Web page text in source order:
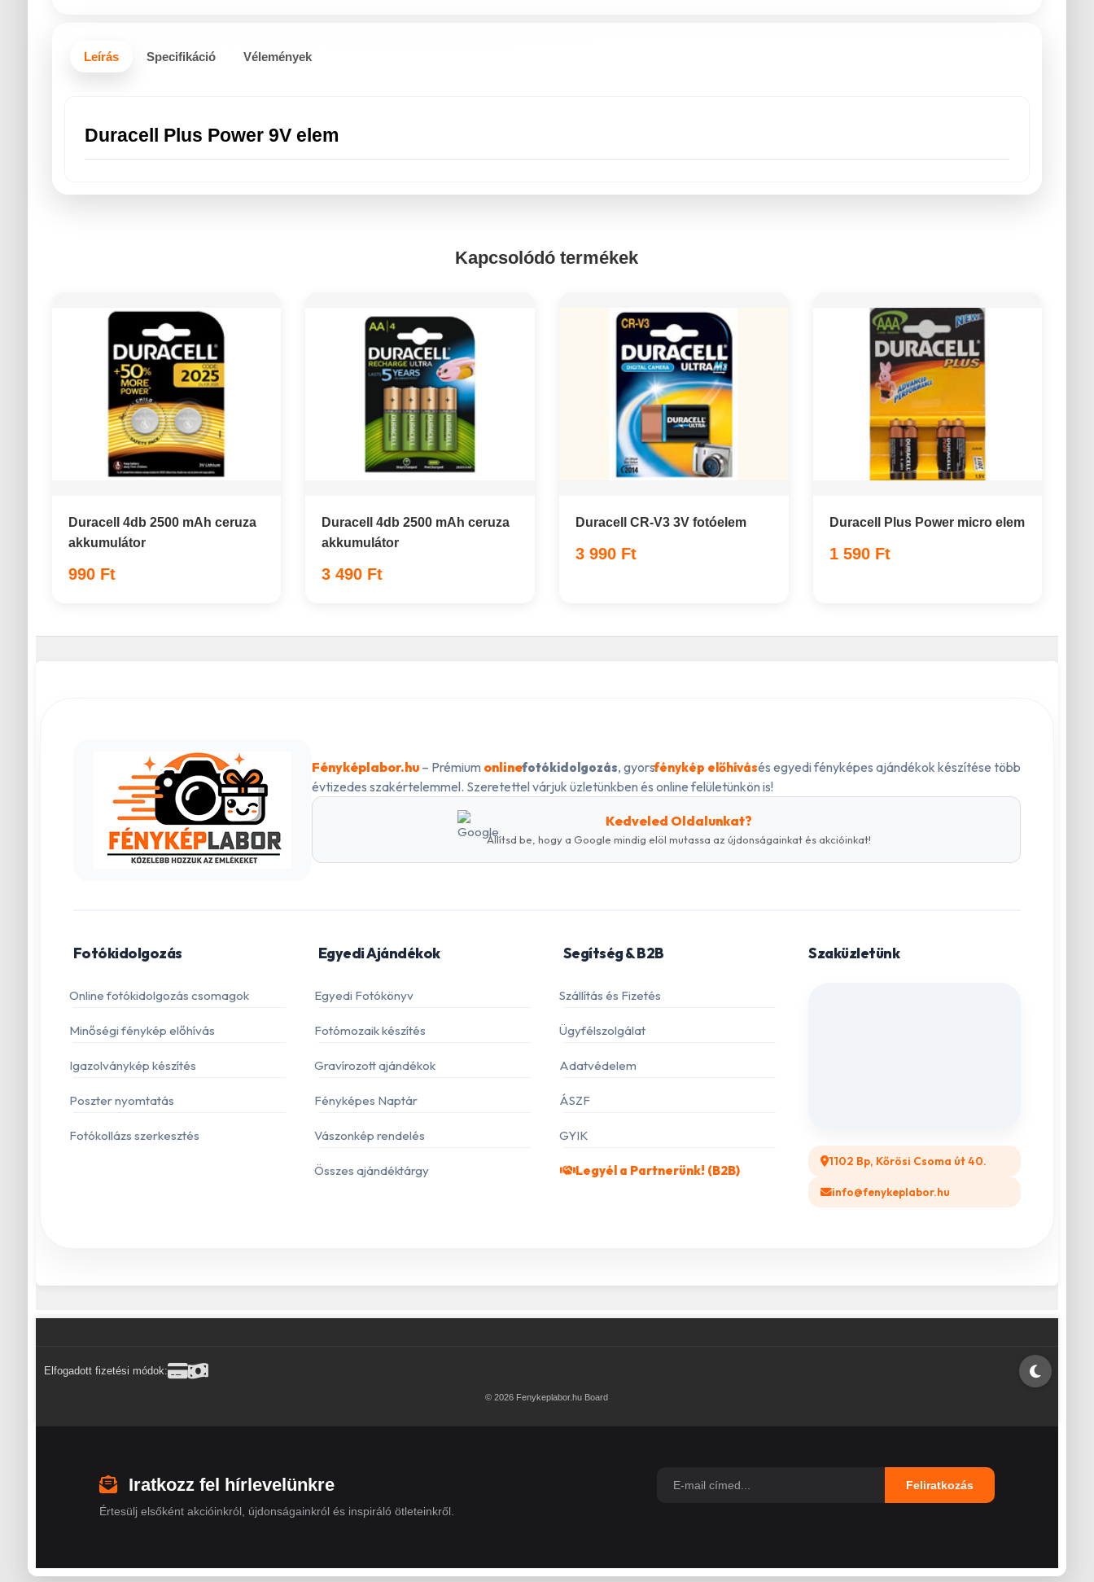
Leírás Specifikáció Vélemények
Duracell Plus Power 9V elem
Kapcsolódó termékek
Duracell 4db 2500 mAh ceruza
akkumulátor
990 Ft
Duracell 4db 2500 mAh ceruza
akkumulátor
3 490 Ft
Duracell CR-V3 3V fotóelem
3 990 Ft
Duracell Plus Power micro elem
1 590 Ft
Fényképlabor.hu– Prémium onlinefotókidolgozás, gyorsfénykép előhívásés egyedi fényképes ajándékok készítése több
évtizedes szakértelemmel. Szeretettel várjuk üzletünkben és online felületünkön is!
Kedveled Oldalunkat?
Állítsd be, hogy a Google mindig elöl mutassa az újdonságainkat és akcióinkat!
Fotókidolgozás
Online fotókidolgozás csomagok
Minőségi fénykép előhívás
Igazolványkép készítés
Poszter nyomtatás
Fotókollázs szerkesztés
Egyedi Ajándékok
Egyedi Fotókönyv
Fotómozaik készítés
Gravírozott ajándékok
Fényképes Naptár
Vászonkép rendelés
Összes ajándéktárgy
Segítség & B2B
Szállítás és Fizetés
Ügyfélszolgálat
Adatvédelem
ÁSZF
GYIK
Legyél a Partnerünk! (B2B)
Szaküzletünk
1102 Bp, Kőrösi Csoma út 40.
info@fenykeplabor.hu
Elfogadott fizetési módok:
© 2026 Fenykeplabor.hu Board
Iratkozz fel hírlevelünkre
Értesülj elsőként akcióinkról, újdonságainkról és inspiráló ötleteinkről.
Feliratkozás